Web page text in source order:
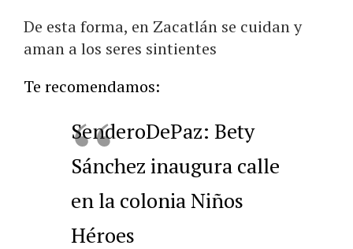
De esta forma, en Zacatlán se cuidan y
aman a los seres sintientes
Te recomendamos:
SenderoDePaz: Bety
Sánchez inaugura calle
en la colonia Niños
Héroes